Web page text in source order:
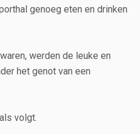
genoeg eten en drinken
werden de leuke en
het genot van een
volgt.